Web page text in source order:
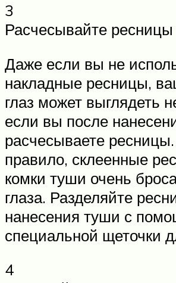
3
Расчесывайте ресницы
Даже если вы не
накладные ресницы,
глаз может выглядеть
если вы после
расчесываете
правило, склеенные
комки туши очень
глаза. Разделяйте
нанесения туши с
специальной щеточки
4